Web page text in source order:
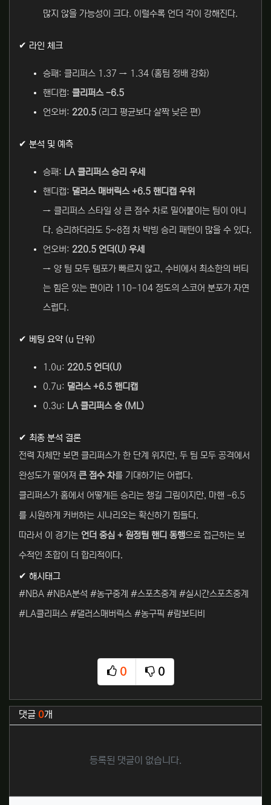
많지 않을 가능성이 크다. 이럴수록 언더 각이 강해진다.
✔ 라인 체크
승패: 클리퍼스 1.37 → 1.34 (홈팀 정배 강화)
핸디캡: 클리퍼스 -6.5
언오버: 220.5 (리그 평균보다 살짝 낮은 편)
✔ 분석 및 예측
승패: LA 클리퍼스 승리 우세
핸디캡: 댈러스 매버릭스 +6.5 핸디캡 우위
→ 클리퍼스 스타일 상 큰 점수 차로 밀어붙이는 팀이 아니
다. 승리하더라도 5~8점 차 박빙 승리 패턴이 많을 수 있다.
언오버: 220.5 언더(U) 우세
→ 양 팀 모두 템포가 빠르지 않고, 수비에서 최소한의 버티
는 힘은 있는 편이라 110-104 정도의 스코어 분포가 자연
스럽다.
✔ 베팅 요약 (u 단위)
1.0u: 220.5 언더(U)
0.7u: 댈러스 +6.5 핸디캡
0.3u: LA 클리퍼스 승 (ML)
✔ 최종 분석 결론
전력 자체만 보면 클리퍼스가 한 단계 위지만, 두 팀 모두 공격에서
완성도가 떨어져 큰 점수 차를 기대하기는 어렵다.
클리퍼스가 홈에서 어떻게든 승리는 챙길 그림이지만, 마핸 -6.5
를 시원하게 커버하는 시나리오는 확신하기 힘들다.
따라서 이 경기는 언더 중심 + 원정팀 핸디 동행으로 접근하는 보
수적인 조합이 더 합리적이다.
✔ 해시태그
#NBA #NBA분석 #농구중계 #스포츠중계 #실시간스포츠중계
#LA클리퍼스 #댈러스매버릭스 #농구픽 #람보티비
0
추천
0
비추천
관련자료
댓글 0개
등록된 댓글이 없습니다.